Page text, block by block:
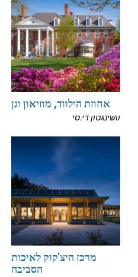
אחוזת הילווד, מוזיאון וגן
וושינגטון די.סי
מרכז היצ'קוק לאיכות
הסביבה